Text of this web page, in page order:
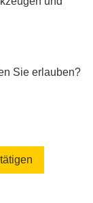
Sie erlauben?